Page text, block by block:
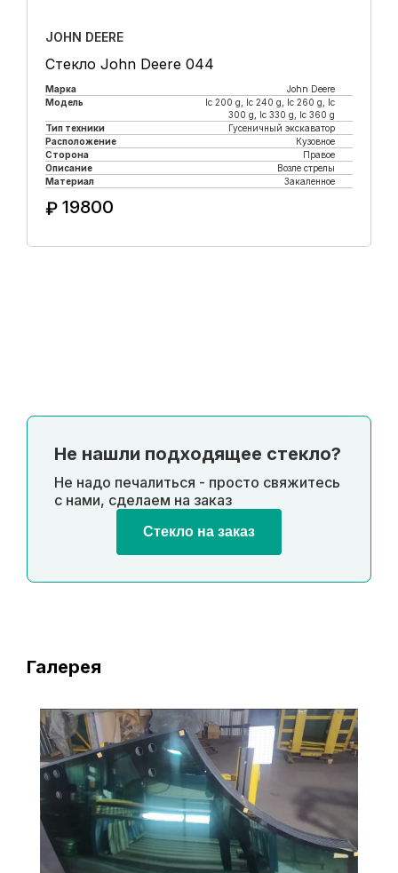
JOHN DEERE
Стекло John Deere 044
Марка
John Deere
Модель
lc 200 g, lc 240 g, lc 260 g, lc
300 g, lc 330 g, lc 360 g
Тип техники
Гусеничный экскаватор
Расположение
Кузовное
Сторона
Правое
Описание
Возле стрелы
Материал
Закаленное
₽ 19800
Не нашли подходящее стекло?
Не надо печалиться - просто свяжитесь
с нами, сделаем на заказ
Стекло на заказ
Галерея